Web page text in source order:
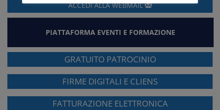
ACCEDI ALLAWEBMAIL
PIATTAFORMA EVENTI E FORMAZIONE
GRATUITO PATROCINIO
FIRME DIGITALI E CLIENS
FATTURAZIONE ELETTRONICA